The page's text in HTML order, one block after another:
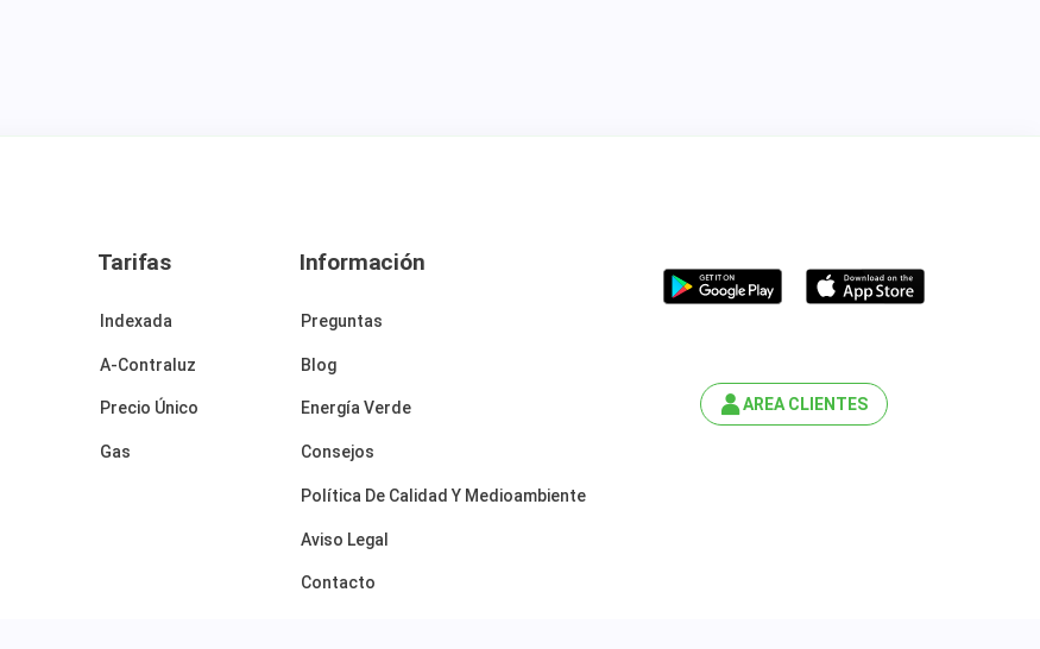
Tarifas
Indexada
A-Contraluz
Precio Único
Gas
Información
Preguntas
Blog
Energía Verde
Consejos
Política De Calidad Y Medioambiente
Aviso Legal
Contacto
AREA CLIENTES